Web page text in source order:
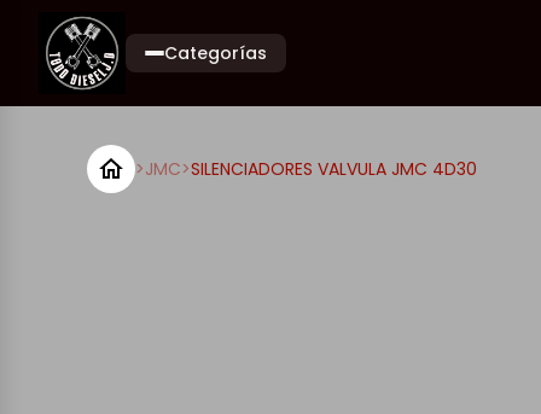
Categorías
>JMC>SILENCIADORES VALVULA JMC 4D30